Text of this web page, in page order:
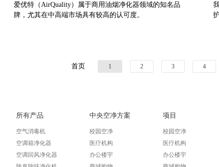
优质之选
爱优特（AirQuality）属于商用油烟净化器领域的知名品
牌，尤其在中高端市场具有较高的认可度。
首页 1 2 3 4
所有产品
空气消毒机
空调箱净化器
空调回风净化器
中央空净方案
校园空净
医疗机构
办公楼宇
项目
校园空净
医疗机构
办公楼宇